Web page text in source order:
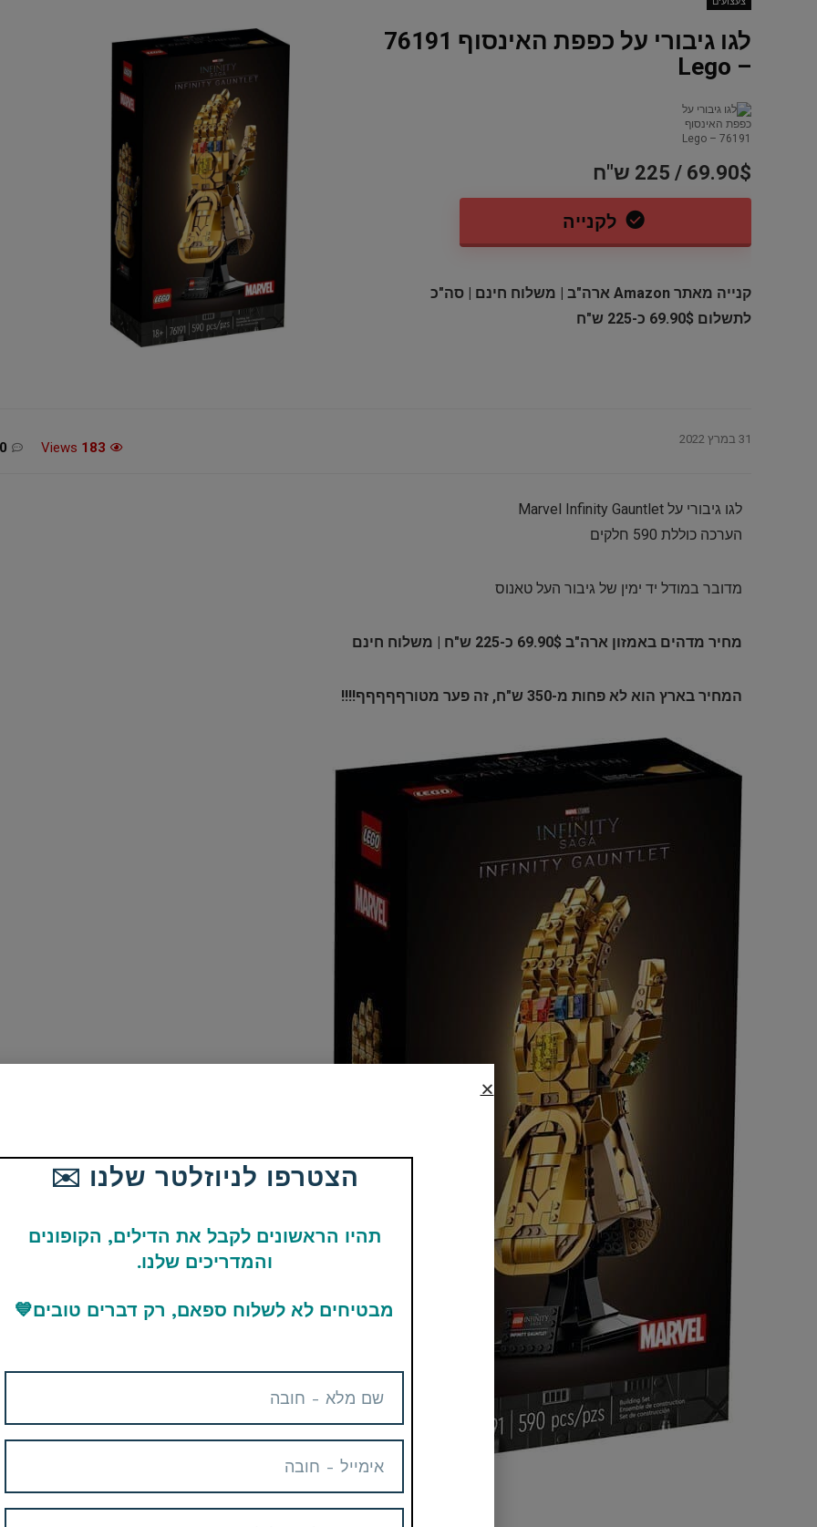
לגו גיבורי על כפפת האינסוף 76191
– Lego
69.90$ / 225 ש"ח
לקנייה
קנייה מאתר Amazon ארה"ב | משלוח חינם | סה"כ
לתשלום 69.90$ כ-225 ש"ח
31 במרץ 2022
183
0
לגו גיבורי על Marvel Infinity Gauntlet
הערכה כוללת 590 חלקים
מדובר במודל יד ימין של גיבור העל טאנוס
מחיר מדהים באמזון ארה"ב 69.90$ כ-225 ש"ח | משלוח חינם
המחיר בארץ הוא לא פחות מ-350 ש"ח, זה פער מטורףףףףף!!!!
סט 12 קופסאות אחסון מזכוכית
Finedine – סך הכל 24 חלקים
מכונת גילוח Philips Norelco
SERIES X / ONE
£12.99 / 52 ש"ח
הצטרפו לניוזלטר שלנו ✉️
תהיו הראשונים לקבל את הדילים, הקופונים
והמדריכים שלנו.
מבטיחים לא לשלוח ספאם, רק דברים טובים💙